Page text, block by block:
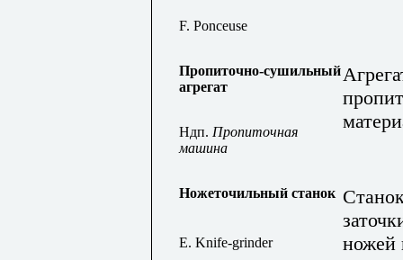
F. Ponceuse
Пропиточно-сушильный
агрегат
Ндп. Пропиточная
машина
Ножеточильный станок
ножей
E. Knife-grinder